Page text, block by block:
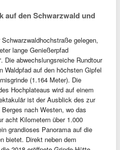
auf den Schwarzwald und
gelegen,
lange Genießerpfad
Die abwechslungsreiche Rundtour
Waldpfad auf den höchsten Gipfel
(1.164 Meter). Die
Hochplateaus wird auf einem
ist der Ausblick des zur
nach Westen, wo das
acht Kilometern über 1.000
grandioses Panorama auf die
bietet. Direkt neben dem